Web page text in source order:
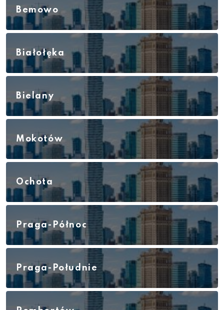
Bemowo
Białołęka
Bielany
Mokotów
Ochota
Praga-Północ
Praga-Południe